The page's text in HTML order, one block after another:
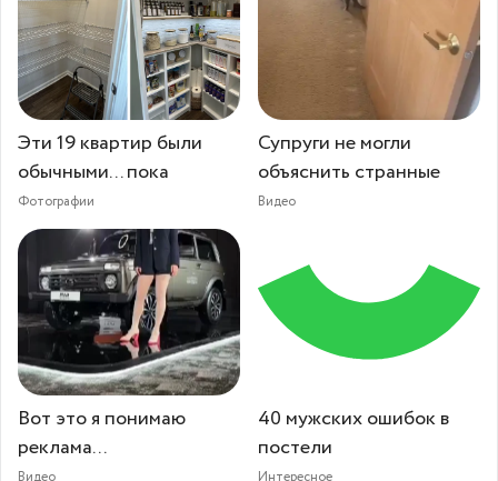
Эти 19 квартир были
обычными... пока
Фотографии
Супруги не могли
объяснить странные
Видео
Вот это я понимаю
реклама...⁠⁠
Видео
40 мужских ошибок в
постели
Интересное